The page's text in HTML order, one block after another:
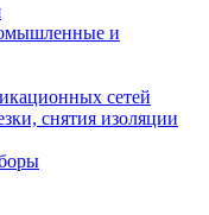
и
сетей
снятия изоляции